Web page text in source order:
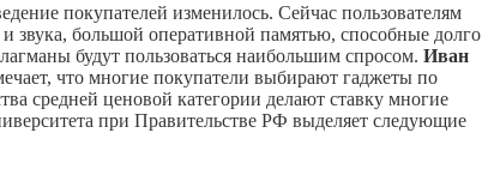
покупателей изменилось. Сейчас пользователям
большой оперативной памятью, способные долго
будут пользоваться наибольшим спросом. Иван
что многие покупатели выбирают гаджеты по
средней ценовой категории делают ставку многие
при Правительстве РФ выделяет следующие